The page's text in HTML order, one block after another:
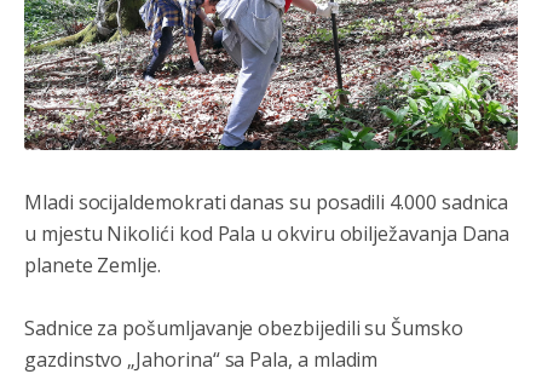
Mladi socijaldemokrati danas su posadili 4.000 sadnica
u mjestu Nikolići kod Pala u okviru obilježavanja Dana
planete Zemlje.
Sadnice za pošumljavanje obezbijedili su Šumsko
gazdinstvo „Jahorina“ sa Pala, a mladim